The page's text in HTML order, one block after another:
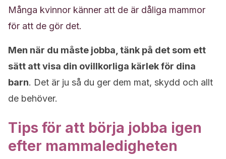
Många kvinnor känner att de är dåliga mammor
för att de gör det.
Men när du måste jobba, tänk på det som ett
sätt att visa din ovillkorliga kärlek för dina
barn. Det är ju så du ger dem mat, skydd och allt
de behöver.
Tips för att börja jobba igen
efter mammaledigheten